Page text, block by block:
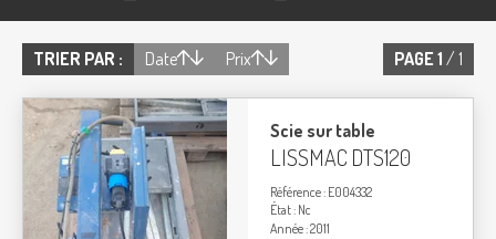
TRIER PAR : Date Prix PAGE 1 / 1
Scie sur table
LISSMAC DTS120
Référence E004332
État Nc
Année 2011